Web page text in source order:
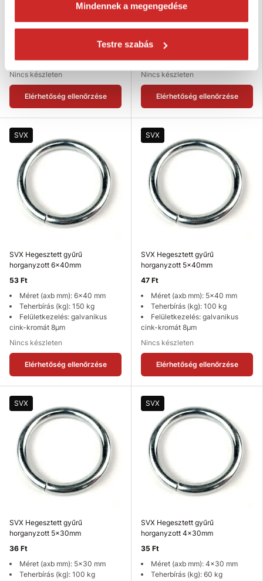
Mindennek a megengedése
Testre szabás
Méret (axb mm): 7x35 mm
Felületkezelés: galvanikus
cink-kromát 8µm
Nincs készleten
Elérhetőség ellenőrzése
70 Ft
Méret (axb mm): 6x50 mm
Felületkezelés: galvanikus
cink-kromát 8µm
Nincs készleten
Elérhetőség ellenőrzése
SVX
SVX Hegesztett gyűrű
horganyzott 6x40mm
53 Ft
Méret (axb mm): 6x40 mm
Teherbírás (kg): 150 kg
Felületkezelés: galvanikus
cink-kromát 8µm
Nincs készleten
Elérhetőség ellenőrzése
SVX
SVX Hegesztett gyűrű
horganyzott 5x40mm
47 Ft
Méret (axb mm): 5x40 mm
Teherbírás (kg): 100 kg
Felületkezelés: galvanikus
cink-kromát 8µm
Nincs készleten
Elérhetőség ellenőrzése
SVX
SVX Hegesztett gyűrű
horganyzott 5x30mm
36 Ft
Méret (axb mm): 5x30 mm
Teherbírás (kg): 100 kg
SVX
SVX Hegesztett gyűrű
horganyzott 4x30mm
35 Ft
Méret (axb mm): 4x30 mm
Teherbírás (kg): 60 kg